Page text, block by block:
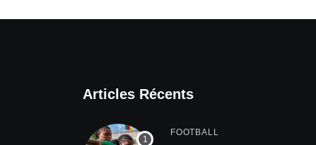
Articles Récents
FOOTBALL